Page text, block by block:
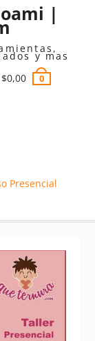
|
y mas
$0,00 0
Presencial